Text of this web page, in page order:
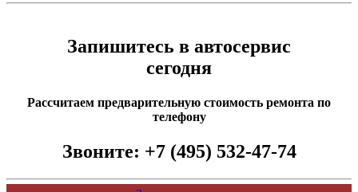
Запишитесь в автосервис
сегодня
Рассчитаем предварительную стоимость ремонта по
телефону
Звоните: +7 (495) 532-47-74